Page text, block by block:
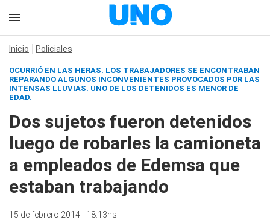
Inicio Policiales
OCURRIÓ EN LAS HERAS. LOS TRABAJADORES SE ENCONTRABAN
REPARANDO ALGUNOS INCONVENIENTES PROVOCADOS POR LAS
INTENSAS LLUVIAS. UNO DE LOS DETENIDOS ES MENOR DE
EDAD.
Dos sujetos fueron detenidos
luego de robarles la camioneta
a empleados de Edemsa que
estaban trabajando
15 de febrero 2014 - 18:13hs